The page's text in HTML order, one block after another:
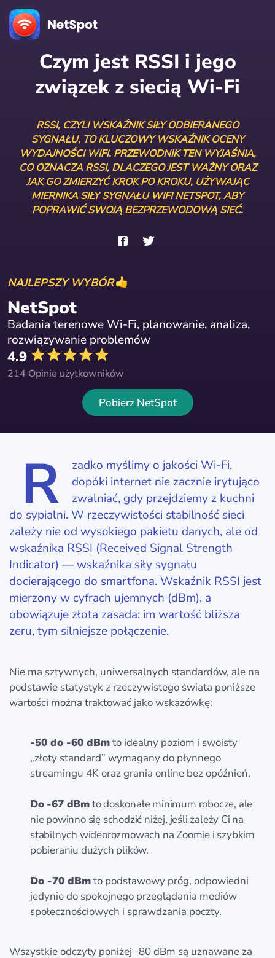
Czym jest RSSI i jego
związek z siecią Wi-Fi
RSSI, CZYLI WSKAŹNIK SIŁY ODBIERANEGO
SYGNAŁU, TO KLUCZOWY WSKAŹNIK OCENY
WYDAJNOŚCI WIFI. PRZEWODNIK TEN WYJAŚNIA,
CO OZNACZA RSSI, DLACZEGO JEST WAŻNY ORAZ
JAK GO ZMIERZYĆ KROK PO KROKU, UŻYWAJĄC
MIERNIKA SIŁY SYGNAŁU WIFI NETSPOT, ABY
POPRAWIĆ SWOJĄ BEZPRZEWODOWĄ SIEĆ.
NAJLEPSZY WYBÓR
NetSpot
Badania terenowe Wi-Fi, planowanie, analiza,
rozwiązywanie problemów
4.9
214 Opinie użytkowników
Pobierz NetSpot
R
zadko myślimy o jakości Wi-Fi,
dopóki internet nie zacznie irytująco
zwalniać, gdy przejdziemy z kuchni
do sypialni. W rzeczywistości stabilność sieci
zależy nie od wysokiego pakietu danych, ale od
wskaźnika RSSI (Received Signal Strength
Indicator) — wskaźnika siły sygnału
docierającego do smartfona. Wskaźnik RSSI jest
mierzony w cyfrach ujemnych (dBm), a
obowiązuje złota zasada: im wartość bliższa
zeru, tym silniejsze połączenie.
Nie ma sztywnych, uniwersalnych standardów, ale na
podstawie statystyk z rzeczywistego świata poniższe
wartości można traktować jako wskazówkę:
-50 do -60 dBmto idealny poziom i swoisty
„złoty standard” wymagany do płynnego
streamingu 4K oraz grania online bez opóźnień.
Do -67 dBmto doskonałe minimum robocze, ale
nie powinno się schodzić niżej, jeśli zależy Ci na
stabilnych wideorozmowach na Zoomie i szybkim
pobieraniu dużych plików.
Do -70 dBmto podstawowy próg, odpowiedni
jedynie do spokojnego przeglądania mediów
społecznościowych i sprawdzania poczty.
Wszystkie odczyty poniżej -80 dBm są uznawane za